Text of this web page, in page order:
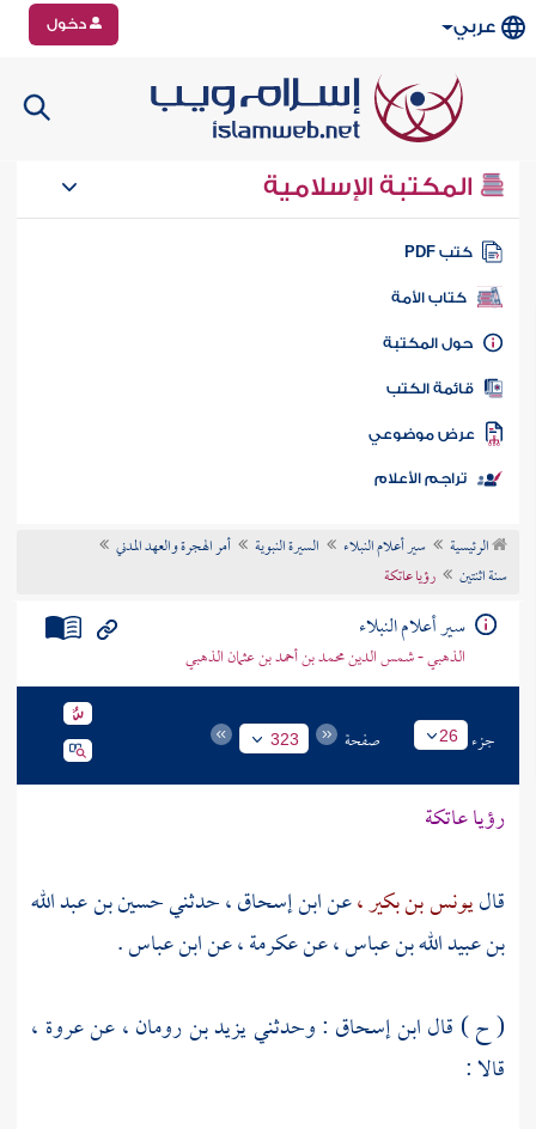
عربي دخول
المكتبة الإسلامية
كتب PDF
كتاب الأمة
المكتبة
الكتب
موضوعي
تراجم الأعلام
الرئيسية سير أعلام النبلاء السيرة النبوية
أمر الهجرة والعهد المدني
سنة اثنتين
رؤيا عاتكة
سير أعلام النبلاء
الذهبي - شمس الدين محمد بن أحمد بن عثمان الذهبي
جزء 26 صفحة 323
رؤياعاتكة
قاليونس بن بكير ،عنابن إسحاق ،حدثنيحسين بن عبد الله
بن عبيد الله بن عباس ،عنعكرمة ،عنابن عباس.
( ح ) قالابن إسحاق : وحدثنييزيد بن رومان ،عنعروة ،
قالا :